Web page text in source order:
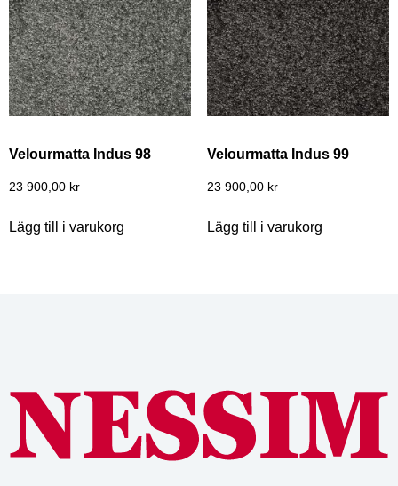
Velourmatta Indus 98
23 900,00 kr
Lägg till i varukorg
Velourmatta Indus 99
23 900,00 kr
Lägg till i varukorg